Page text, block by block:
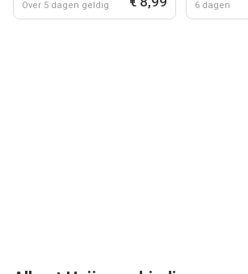
Over 5 dagen geldig 6 dagen